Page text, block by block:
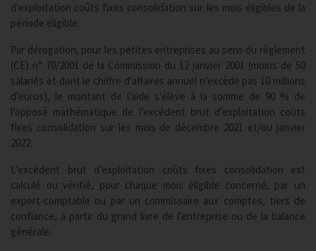
d’exploitation coûts fixes consolidation sur les mois éligibles de la
période éligible.
Par dérogation, pour les petites entreprises au sens du règlement
(CE) n° 70/2001 de la Commission du 12 janvier 2001 (moins de 50
salariés et dont le chiffre d’affaires annuel n’excède pas 10 millions
d’euros), le montant de l’aide s’élève à la somme de 90 % de
l’opposé mathématique de l’excédent brut d’exploitation coûts
fixes consolidation sur les mois de décembre 2021 et/ou janvier
2022.
L’excédent brut d’exploitation coûts fixes consolidation est
calculé ou vérifié, pour chaque mois éligible concerné, par un
expert-comptable ou par un commissaire aux comptes, tiers de
confiance, à partir du grand livre de l’entreprise ou de la balance
générale.